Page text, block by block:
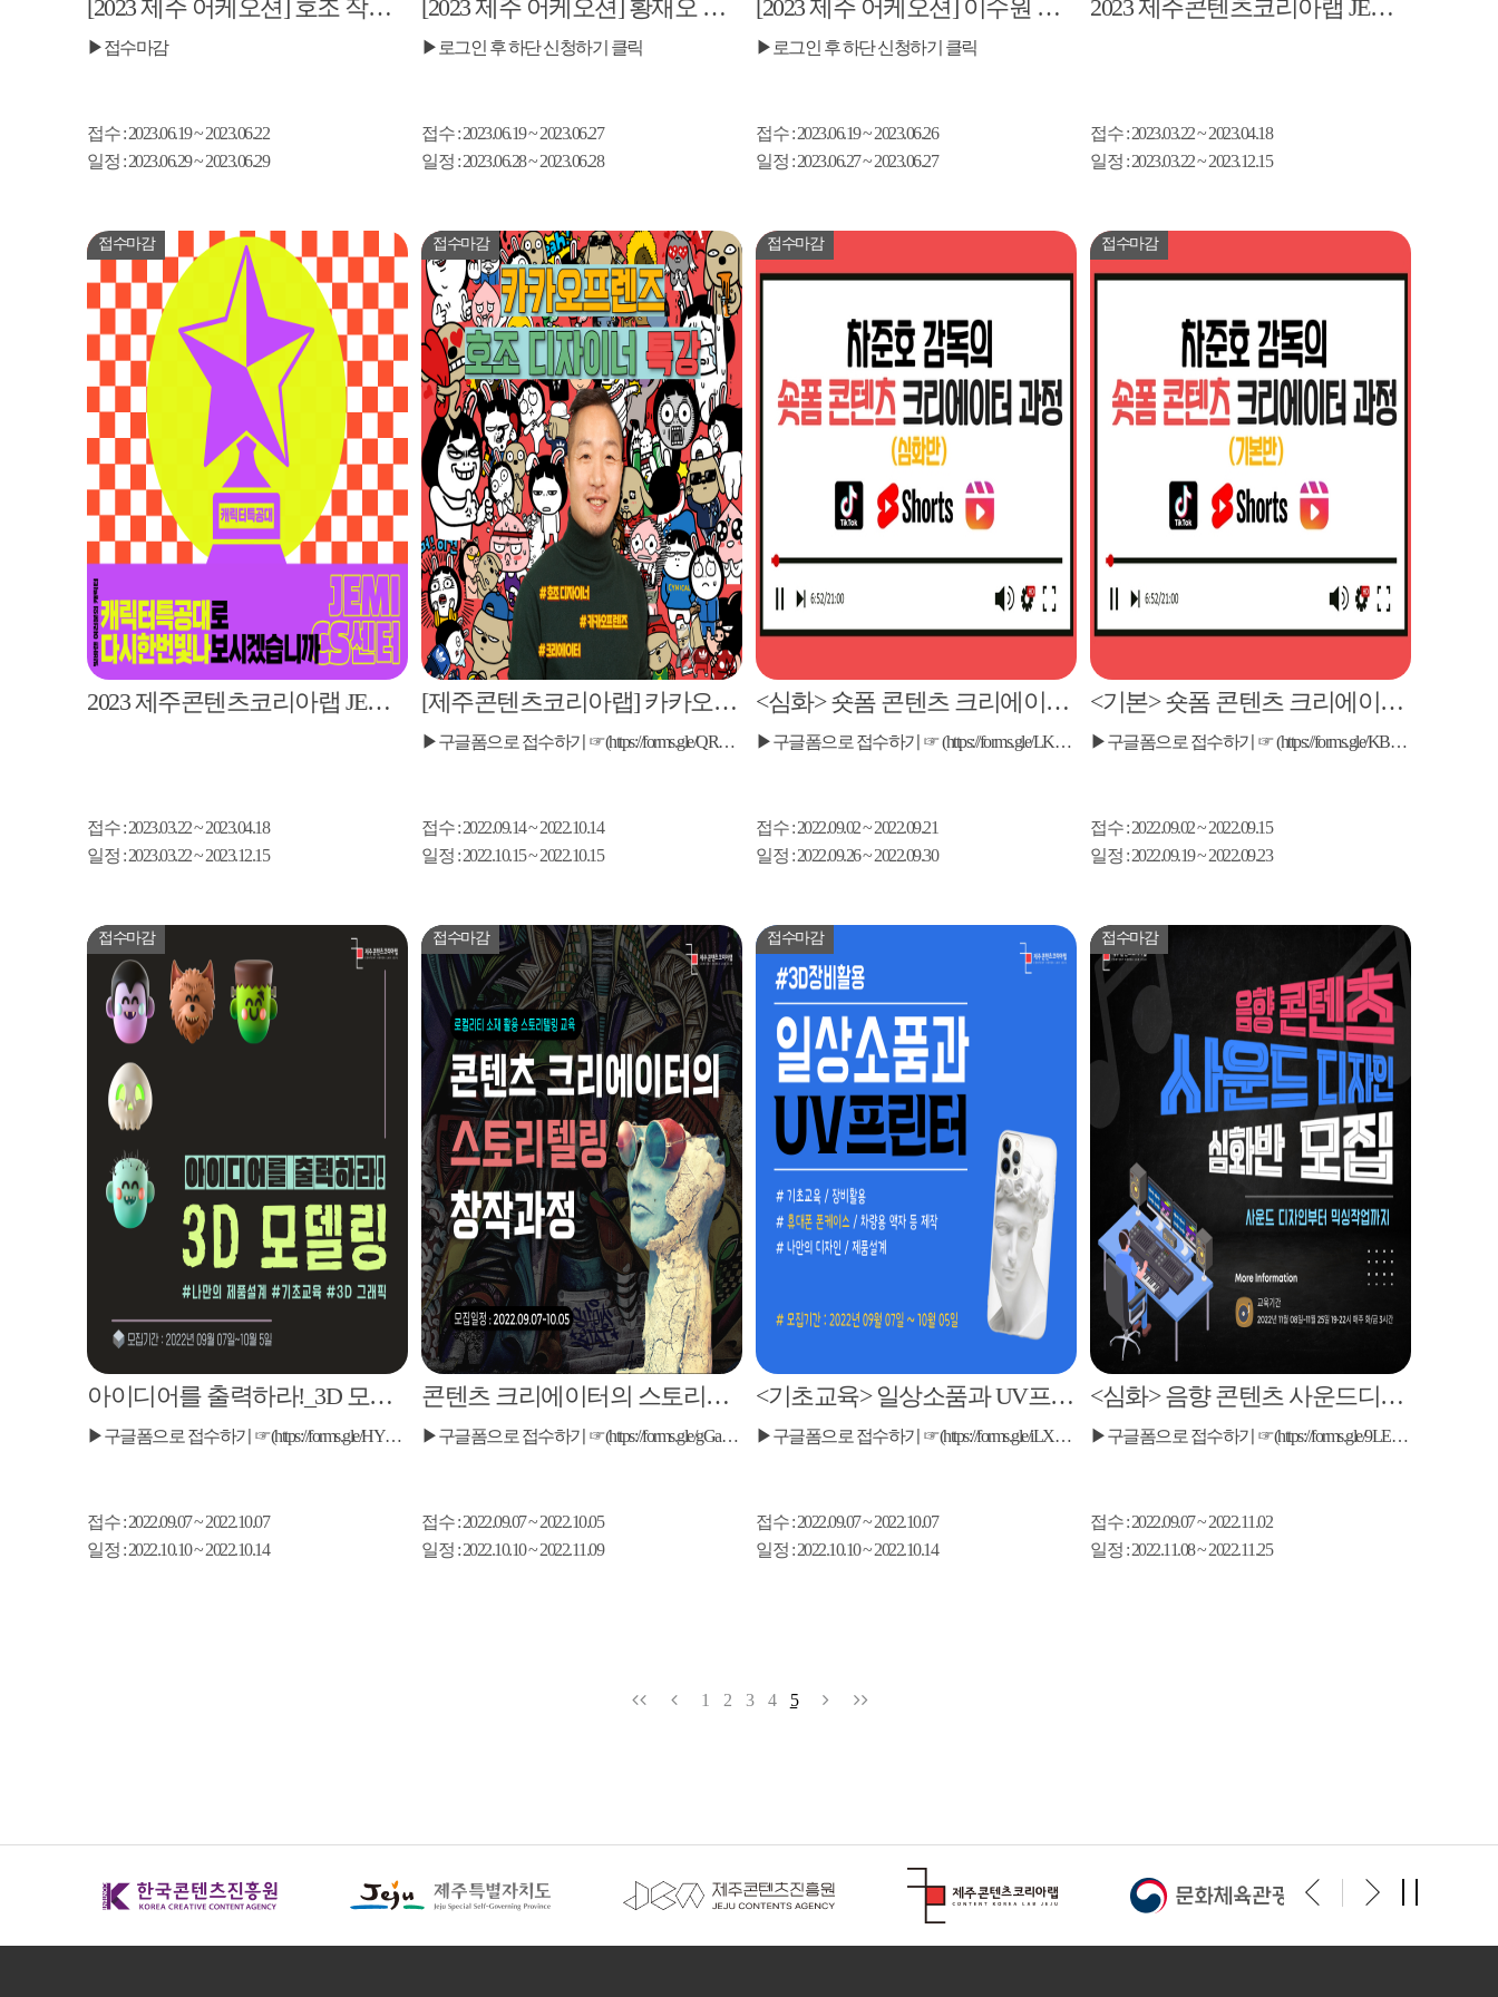
[2023 제주 어케오션] 호조 작가의 카카오프렌즈 제작스토리
▶접수마감
접수: 2023.06.19 ~ 2023.06.22
일정 : 2023.06.29 ~ 2023.06.29
[2023 제주 어케오션] 황재오 작가의 호치 캐릭터 제작스토리
▶로그인 후 하단 신청하기 클릭
접수: 2023.06.19 ~ 2023.06.27
일정 : 2023.06.28 ~ 2023.06.28
[2023 제주 어케오션] 이수원 작가의 상업적인 캐릭터 만들기
▶로그인 후 하단 신청하기 클릭
접수: 2023.06.19 ~ 2023.06.26
일정 : 2023.06.27 ~ 2023.06.27
2023 제주콘텐츠코리아랩 JEMI CS센터 스토리원정대 참여자 모집공고
접수: 2023.03.22 ~ 2023.04.18
일정 : 2023.03.22 ~ 2023.12.15
접수마감
2023 제주콘텐츠코리아랩 JEMI CS센터 캐릭터특공대 참여자 모집공고
접수: 2023.03.22 ~ 2023.04.18
일정 : 2023.03.22 ~ 2023.12.15
접수마감
[제주콘텐츠코리아랩] 카카오프렌즈 제작 스토리를 담은 '호조 디자이너' 특강!
▶구글폼으로 접수하기 ☞(https://forms.gle/QRkgyqAAuFZYDbrZ8) ▶구글폼으로 접수하기 ☞(https://forms.gle/QRkgyqAAuFZYDbrZ8)
접수: 2022.09.14 ~ 2022.10.14
일정 : 2022.10.15 ~ 2022.10.15
접수마감
<심화> 숏폼 콘텐츠 크리에이터 과정
▶구글폼으로 접수하기 ☞ (https://forms.gle/LKMc8N1MNWK6ZRjMA) ​▶구글폼으로 접수하기 ☞ (https://forms.gle/LKMc8N1MNWK6ZRjMA)
접수: 2022.09.02 ~ 2022.09.21
일정 : 2022.09.26 ~ 2022.09.30
접수마감
<기본> 숏폼 콘텐츠 크리에이터 과정
▶구글폼으로 접수하기 ☞ (https://forms.gle/KBure11HgvpsYMyd8) ▶구글폼으로 접수하기 ☞ (https://forms.gle/KBure11HgvpsYMyd8)
접수: 2022.09.02 ~ 2022.09.15
일정 : 2022.09.19 ~ 2022.09.23
접수마감
아이디어를 출력하라!_3D 모델링
▶구글폼으로 접수하기 ☞(https://forms.gle/HY915Yb6ef3enarP6) ▶구글폼으로 접수하기 ☞(https://forms.gle/HY915Yb6ef3enarP6)
접수: 2022.09.07 ~ 2022.10.07
일정 : 2022.10.10 ~ 2022.10.14
접수마감
콘텐츠 크리에이터의 스토리텔링 창작과정
▶구글폼으로 접수하기 ☞(https://forms.gle/gGaX7EjWHQshwztu5) ▶구글폼으로 접수하기 ☞(https://forms.gle/gGaX7EjWHQshwztu5)
접수: 2022.09.07 ~ 2022.10.05
일정 : 2022.10.10 ~ 2022.11.09
접수마감
<기초교육> 일상소품과 UV프린터
▶구글폼으로 접수하기 ☞(https://forms.gle/iLXFQSWz6ZQVsLhEA) ▶구글폼으로 접수하기 ☞(https://forms.gle/iLXFQSWz6ZQVsLhEA)
접수: 2022.09.07 ~ 2022.10.07
일정 : 2022.10.10 ~ 2022.10.14
접수마감
<심화> 음향 콘텐츠 사운드디자인
▶구글폼으로 접수하기 ☞(https://forms.gle/9LEvZZ2icFsJtcGLA) ▶구글폼으로 접수하기 ☞(https://forms.gle/9LEvZZ2icFsJtcGLA)
접수: 2022.09.07 ~ 2022.11.02
일정 : 2022.11.08 ~ 2022.11.25
1 2 3 4 5